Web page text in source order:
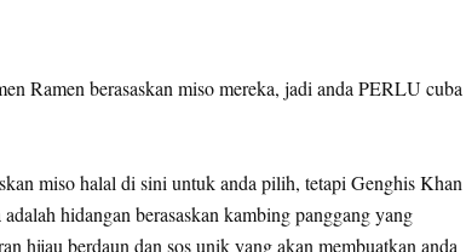
Ramen berasaskan miso mereka, jadi anda PERLU cuba
miso halal di sini untuk anda pilih, tetapi Genghis Khan
hidangan berasaskan kambing panggang yang
hijau berdaun dan sos unik yang akan membuatkan anda